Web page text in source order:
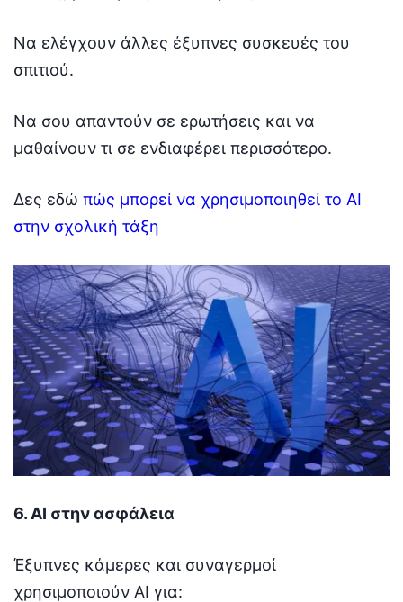
Να ελέγχουν άλλες έξυπνες συσκευές του
σπιτιού.
Να σου απαντούν σε ερωτήσεις και να
μαθαίνουν τι σε ενδιαφέρει περισσότερο.
Δες εδώ πώς μπορεί να χρησιμοποιηθεί το AI
στην σχολική τάξη
6. AI στην ασφάλεια
Έξυπνες κάμερες και συναγερμοί
χρησιμοποιούν AI για: